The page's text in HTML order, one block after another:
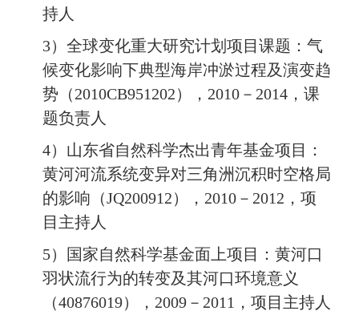
持人
3）全球变化重大研究计划项目课题：气
候变化影响下典型海岸冲淤过程及演变趋
势（2010CB951202）， 2010 － 2014 ，课
题负责人
4）山东省自然科学杰出青年基金项目：
黄河河流系统变异对三角洲沉积时空格局
的影响（JQ200912）， 2010 － 2012 ，项
目主持人
5）国家自然科学基金面上项目：黄河口
羽状流行为的转变及其河口环境意义
（40876019）， 2009 － 2011 ，项目主持人